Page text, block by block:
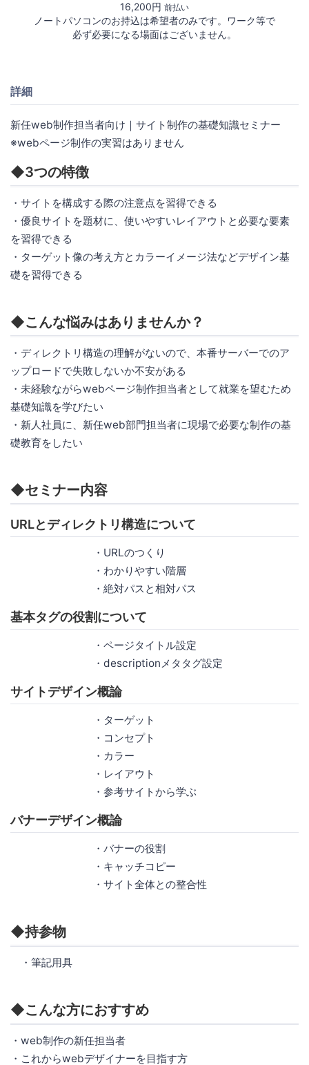
16,200円 前払い
ノートパソコンのお持込は希望者のみです。ワーク等で
必ず必要になる場面はございません。
詳細
新任web制作担当者向け｜サイト制作の基礎知識セミナー
※webページ制作の実習はありません
◆3つの特徴
・サイトを構成する際の注意点を習得できる
・優良サイトを題材に、使いやすいレイアウトと必要な要素
を習得できる
・ターゲット像の考え方とカラーイメージ法などデザイン基
礎を習得できる
◆こんな悩みはありませんか？
・ディレクトリ構造の理解がないので、本番サーバーでのア
ップロードで失敗しないか不安がある
・未経験ながらwebページ制作担当者として就業を望むため
基礎知識を学びたい
・新人社員に、新任web部門担当者に現場で必要な制作の基
礎教育をしたい
◆セミナー内容
URLとディレクトリ構造について
・URLのつくり
・わかりやすい階層
・絶対パスと相対パス
基本タグの役割について
・ページタイトル設定
・descriptionメタタグ設定
サイトデザイン概論
・ターゲット
・コンセプト
・カラー
・レイアウト
・参考サイトから学ぶ
バナーデザイン概論
・バナーの役割
・キャッチコピー
・サイト全体との整合性
◆持参物
・筆記用具
◆こんな方におすすめ
・web制作の新任担当者
・これからwebデザイナーを目指す方